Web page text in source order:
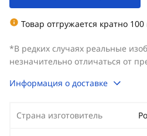
Товар отгружается кратно
*В редких случаях реальные
незначительно отличаться от
Информация о доставке
Страна изготовитель